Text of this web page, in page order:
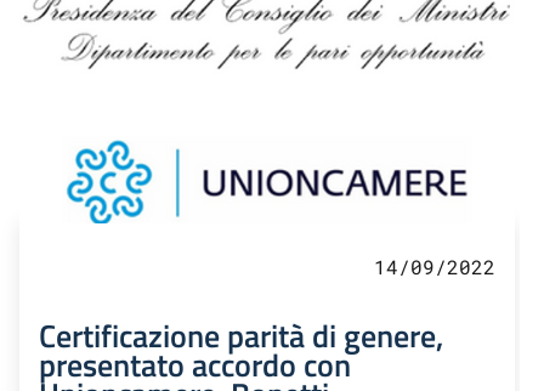
14/09/2022
Certificazione parità di genere,
presentato accordo con